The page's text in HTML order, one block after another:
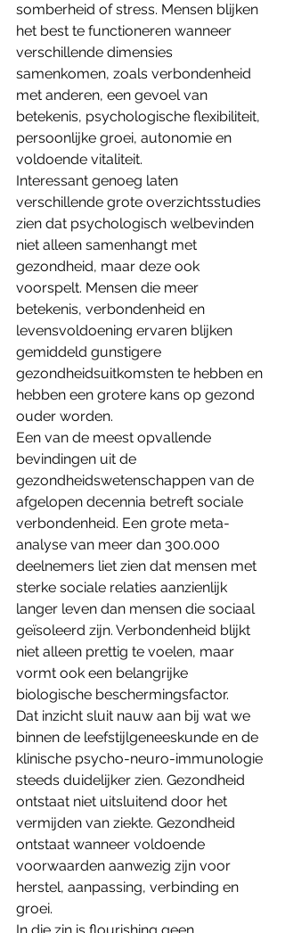
somberheid of stress. Mensen blijken
het best te functioneren wanneer
verschillende dimensies
samenkomen, zoals verbondenheid
met anderen, een gevoel van
betekenis, psychologische flexibiliteit,
persoonlijke groei, autonomie en
voldoende vitaliteit.
Interessant genoeg laten
verschillende grote overzichtsstudies
zien dat psychologisch welbevinden
niet alleen samenhangt met
gezondheid, maar deze ook
voorspelt. Mensen die meer
betekenis, verbondenheid en
levensvoldoening ervaren blijken
gemiddeld gunstigere
gezondheidsuitkomsten te hebben en
hebben een grotere kans op gezond
ouder worden.
Een van de meest opvallende
bevindingen uit de
gezondheidswetenschappen van de
afgelopen decennia betreft sociale
verbondenheid. Een grote meta-
analyse van meer dan 300.000
deelnemers liet zien dat mensen met
sterke sociale relaties aanzienlijk
langer leven dan mensen die sociaal
geïsoleerd zijn. Verbondenheid blijkt
niet alleen prettig te voelen, maar
vormt ook een belangrijke
biologische beschermingsfactor.
Dat inzicht sluit nauw aan bij wat we
binnen de leefstijlgeneeskunde en de
klinische psycho-neuro-immunologie
steeds duidelijker zien. Gezondheid
ontstaat niet uitsluitend door het
vermijden van ziekte. Gezondheid
ontstaat wanneer voldoende
voorwaarden aanwezig zijn voor
herstel, aanpassing, verbinding en
groei.